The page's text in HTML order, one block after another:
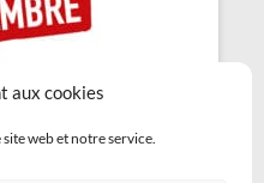
aux cookies
web et notre service.